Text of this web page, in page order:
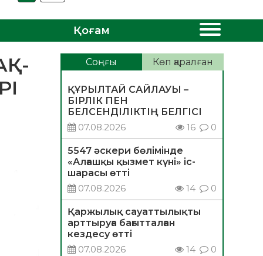
Қоғам
Соңғы Көп қаралған
ҚҰРЫЛТАЙ САЙЛАУЫ –
БІРЛІК ПЕН
БЕЛСЕНДІЛІКТІҢ БЕЛГІСІ
07.08.2026
16 0
5547 әскери бөлімінде
«Алғашқы қызмет күні» іс-
шарасы өтті
07.08.2026
14 0
Қаржылық сауаттылықты
арттыруға бағытталған
кездесу өтті
07.08.2026
14 0